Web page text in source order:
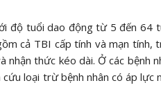
độ tuổi dao động từ 5 đến 64
cả TBI cấp tính và mạn tính,
thức kéo dài. Ở các bệnh
loại trừ bệnh nhân có áp